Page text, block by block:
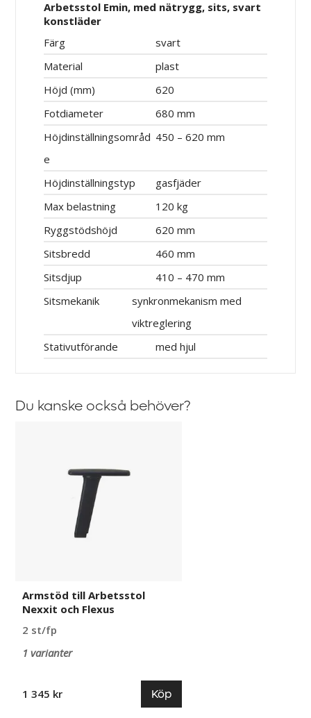
Arbetsstol Emin, med nätrygg, sits, svart
konstläder
Färg
svart
Material
plast
Höjd (mm)
620
Fotdiameter
680 mm
Höjdinställningsområd
e
450 – 620 mm
Höjdinställningstyp
gasfjäder
Max belastning
120 kg
Ryggstödshöjd
620 mm
Sitsbredd
460 mm
Sitsdjup
410 – 470 mm
Sitsmekanik
synkronmekanism med
viktreglering
Stativutförande
med hjul
Du kanske också behöver?
Armstöd till Arbetsstol
Nexxit och Flexus
2 st/fp
1 varianter
1 345 kr Köp